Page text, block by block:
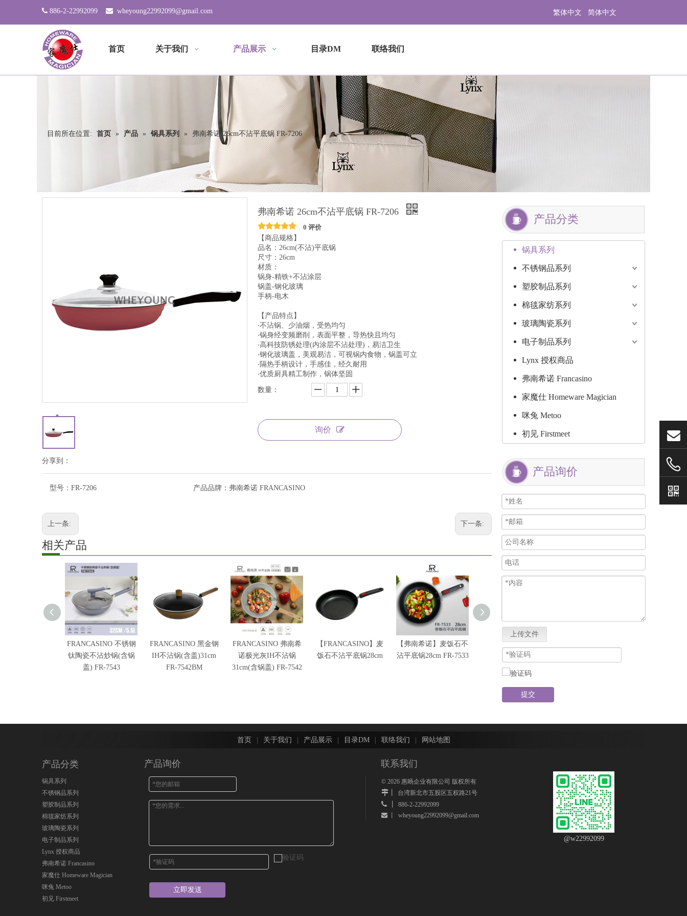
 886-2-22992099  wheyoung22992099@gmail.com 繁体中文 简体中文
首页 关于我们 产品展示 目录DM 联络我们
目前所在位置: 首页 » 产品 » 锅具系列 » 弗南希诺 26cm不沾平底锅 FR-7206
分享到：
弗南希诺 26cm不沾平底锅 FR-7206
0 评价
【商品规格】
品名：26cm(不沾)平底锅
尺寸：26cm
材质：
锅身-精铁+不沾涂层
锅盖-钢化玻璃
手柄-电木
【产品特点】
‧不沾锅、少油烟，受热均匀
‧锅身经变频磨削，表面平整，导热快且均匀
‧高科技防锈处理(内涂层不沾处理)，易洁卫生
‧钢化玻璃盖，美观易洁，可视锅内食物，锅盖可立
‧隔热手柄设计，手感佳，经久耐用
‧优质厨具精工制作，锅体坚固
数量：
询价
型号： FR-7206 产品品牌： 弗南希诺 FRANCASINO
上一条: 下一条:
相关产品
FRANCASINO 不锈钢
钛陶瓷不沾炒锅(含锅
盖) FR-7543
FRANCASINO 黑金钢
IH不沾锅(含盖)31cm
FR-7542BM
FRANCASINO 弗南希
诺极光灰IH不沾锅
31cm(含锅盖) FR-7542
【FRANCASINO】麦
饭石不沾平底锅28cm
【弗南希诺】麦饭石不
沾平底锅28cm FR-7533
【弗南希诺】日式麦饭
石雪平锅18cm FR-7532
产品分类
锅具系列
不锈钢品系列
塑胶制品系列
棉毯家纺系列
玻璃陶瓷系列
电子制品系列
Lynx 授权商品
弗南希诺 Francasino
家魔仕 Homeware Magician
咪兔 Metoo
初见 Firstmeet
产品询价
上传文件
提交
首页 关于我们 产品展示 目录DM 联络我们 网站地图
产品分类
锅具系列
不锈钢品系列
塑胶制品系列
棉毯家纺系列
玻璃陶瓷系列
电子制品系列
Lynx 授权商品
弗南希诺 Francasino
家魔仕 Homeware Magician
咪兔 Metoo
初见 Firstmeet
产品询价
立即发送
联系我们
©2026 惠旸企业有限公司 版权所有
丨 台湾新北市五股区五权路21号
 丨886-2-22992099
 丨 wheyoung22992099@gmail.com
@w22992099